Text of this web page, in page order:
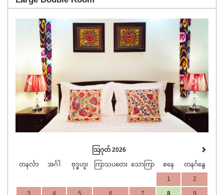
Previous
ဩဂုတ် 2026
တနင်္လာ အင်္ဂါ ဗုဒ္ဓဟူး ကြာသပတေး သောကြာ စနေ တနင်္ဂနွေ
1 2
3 4 5 6 7 8 9